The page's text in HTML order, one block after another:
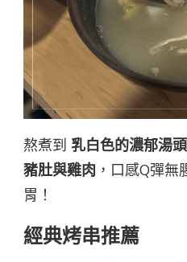
熬煮到 乳白色的濃郁湯頭
豬肚與雞肉 ，口感Q彈
胃！
經典烤串推薦